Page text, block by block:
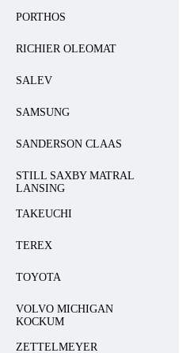
PORTHOS
RICHIER OLEOMAT
SALEV
SAMSUNG
SANDERSON CLAAS
STILL SAXBY MATRAL
LANSING
TAKEUCHI
TEREX
TOYOTA
VOLVO MICHIGAN
KOCKUM
ZETTELMEYER